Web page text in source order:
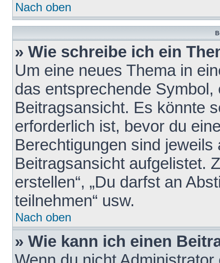
Nach oben
» Wie schreibe ich ein
Um eine neues Thema in
das entsprechende
Beitragsansicht. Es könnte
erforderlich ist, bevor du
Berechtigungen sind
Beitragsansicht aufgelistet.
erstellen“, „Du darfst an
teilnehmen“ usw.
Nach oben
» Wie kann ich einen